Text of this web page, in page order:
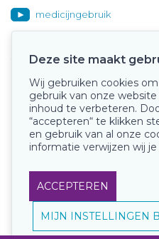
medicijngebruik
Onze
Deze site maakt
Wij gebruiken cookies
gebruik van onze
inhoud te verbeteren.
“accepteren“ te klikken
en gebruik van al onze
informatie verwijzen wij je
ACCEPTEREN
MIJN INSTELLINGEN